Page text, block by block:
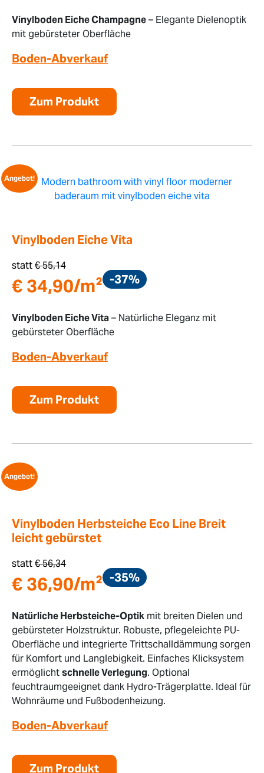
Vinylboden Eiche Champagne– Elegante Dielenoptik
mit gebürsteter Oberfläche
Boden-Abverkauf
Zum Produkt
Angebot!
Vinylboden Eiche Vita
statt€55,14
€ 34,90/m² -37%
Vinylboden Eiche Vita– Natürliche Eleganz mit
gebürsteter Oberfläche
Boden-Abverkauf
Zum Produkt
Angebot!
Vinylboden Herbsteiche Eco Line Breit
leicht gebürstet
statt€56,34
€ 36,90/m² -35%
Natürliche Herbsteiche-Optik mit breiten Dielen und
gebürsteter Holzstruktur. Robuste, pflegeleichte PU-
Oberfläche und integrierte Trittschalldämmung sorgen
für Komfort und Langlebigkeit. Einfaches Klicksystem
ermöglichtschnelle Verlegung. Optional
feuchtraumgeeignet dank Hydro-Trägerplatte. Ideal für
Wohnräume und Fußbodenheizung.
Boden-Abverkauf
Zum Produkt